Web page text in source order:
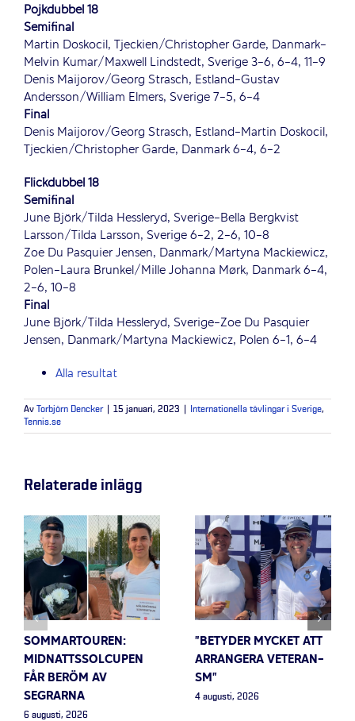
Pojkdubbel 18
Semifinal
Martin Doskocil, Tjeckien/Christopher Garde, Danmark-
Melvin Kumar/Maxwell Lindstedt, Sverige 3-6, 6-4, 11-9
Denis Maijorov/Georg Strasch, Estland-Gustav
Andersson/William Elmers, Sverige 7-5, 6-4
Final
Denis Maijorov/Georg Strasch, Estland-Martin Doskocil,
Tjeckien/Christopher Garde, Danmark 6-4, 6-2
Flickdubbel 18
Semifinal
June Björk/Tilda Hessleryd, Sverige-Bella Bergkvist
Larsson/Tilda Larsson, Sverige 6-2, 2-6, 10-8
Zoe Du Pasquier Jensen, Danmark/Martyna Mackiewicz,
Polen-Laura Brunkel/Mille Johanna Mørk, Danmark 6-4,
2-6, 10-8
Final
June Björk/Tilda Hessleryd, Sverige-Zoe Du Pasquier
Jensen, Danmark/Martyna Mackiewicz, Polen 6-1, 6-4
Alla resultat
Av Torbjörn Dencker 15 januari, 2023 Internationella tävlingar i Sverige,
Tennis.se
Relaterade inlägg
SOMMARTOUREN:
MIDNATTSSOLCUPEN
FÅR BERÖM AV
SEGRARNA
6 augusti, 2026
”BETYDER MYCKET ATT
ARRANGERA VETERAN-
SM”
4 augusti, 2026